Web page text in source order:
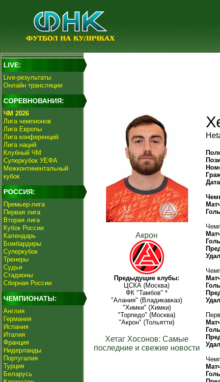
LIVE:
Live-результаты
Онлайн трансляции
СОРЕВНОВАНИЯ:
ЧМ 2026
Лига чемпионов
Лига Европы
Лига конференций
Лига наций
Клубный ЧМ
Суперкубок УЕФА
Межконтинентальный
кубок
РОССИЯ:
Премьер-лига
Первая лига
Вторая лига
Кубок России
Календарь
Бомбардиры
Суперкубок
Тренеры
Судьи
Стадионы
Сборная России
ЧЕМПИОНАТЫ:
Англия
Германия
Испания
Италия
Франция
Нидерланды
Португалия
Турция
Беларусь
Акрон
Предыдущие клубы:
ЦСКА (Москва)
ФК "Тамбов" *
"Алания" (Владикавказ)
"Химки" (Химки)
"Торпедо" (Москва)
"Акрон" (Тольятти)
Хетаг Хосонов: Самые
последние и свежие новости